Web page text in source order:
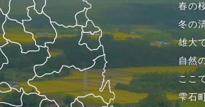
春の
冬の
雄大
自然
ここ
雫石